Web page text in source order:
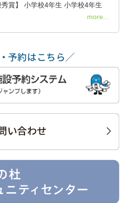
賞】 小学校4年生 小学校4年生
more...